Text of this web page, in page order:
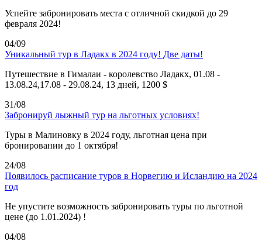
Успейте забронировать места с отличной скидкой до 29
февраля 2024!
04/09
Уникальный тур в Ладакх в 2024 году! Две даты!
Путешествие в Гималаи - королевство Ладакх, 01.08 -
13.08.24,17.08 - 29.08.24, 13 дней, 1200 $
31/08
Забронируй лыжный тур на льготных условиях!
Туры в Малиновку в 2024 году, льготная цена при
бронировании до 1 октября!
24/08
Появилось расписание туров в Норвегию и Исландию на 2024
год
Не упустите возможность забронировать туры по льготной
цене (до 1.01.2024) !
04/08